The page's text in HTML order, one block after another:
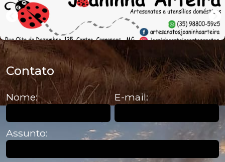
Contato
Nome: E-mail:
Assunto: